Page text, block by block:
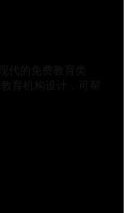
代的免费教育类
育机构设计，可帮